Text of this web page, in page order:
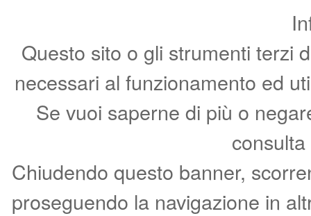
Questo sito o gli strumenti terzi
necessari al funzionamento ed
Se vuoi saperne di più o
Chiudendo questo banner,
proseguendo la navigazione in